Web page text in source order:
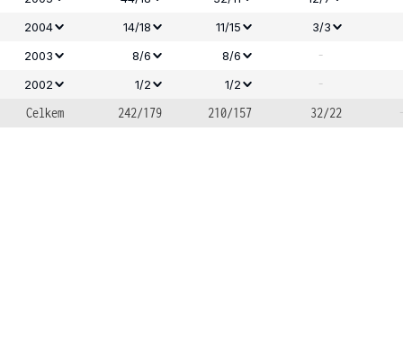
2004
14/18 11/15
3/3
2003
8/6 8/6 -
2002 1/2 1/2
-
Celkem
242/179 210/157 32/22